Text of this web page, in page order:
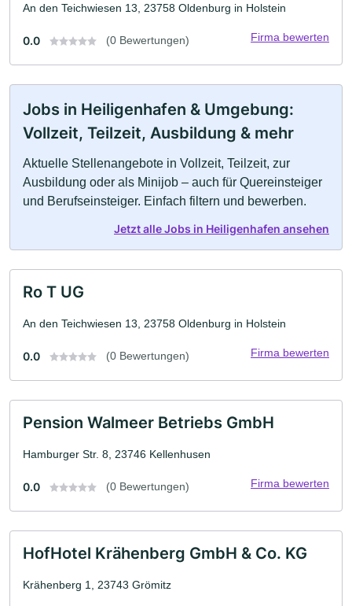
An den Teichwiesen 13, 23758 Oldenburg in Holstein
0.0 (0 Bewertungen) Firma bewerten
Jobs in Heiligenhafen & Umgebung:
Vollzeit, Teilzeit, Ausbildung & mehr
Aktuelle Stellenangebote in Vollzeit, Teilzeit, zur
Ausbildung oder als Minijob – auch für Quereinsteiger
und Berufseinsteiger. Einfach filtern und bewerben.
Jetzt alle Jobs in Heiligenhafen ansehen
Ro T UG
An den Teichwiesen 13, 23758 Oldenburg in Holstein
0.0 (0 Bewertungen) Firma bewerten
Pension Walmeer Betriebs GmbH
Hamburger Str. 8, 23746 Kellenhusen
0.0 (0 Bewertungen) Firma bewerten
HofHotel Krähenberg GmbH & Co. KG
Krähenberg 1, 23743 Grömitz